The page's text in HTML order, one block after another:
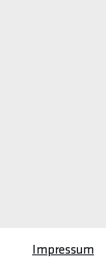
Impressum